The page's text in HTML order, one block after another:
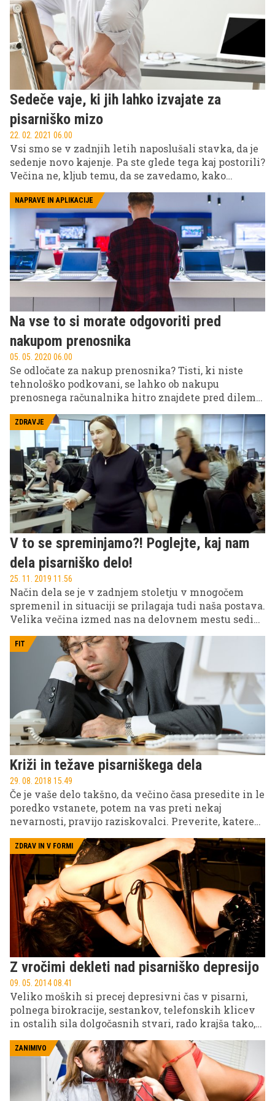
eksponentno rast trga koronavirus, ki nas obsoja na
delo na daljavo, za kar seveda potrebujemo v splet
povezljive naprave. Nič čudnega torej ni, da
glavnino rasti predstavljajo najcenejše naprave, ki
vseeno omogočajo dokaj resno delo – Chromebooki.
Sedeče vaje, ki jih lahko izvajate za
pisarniško mizo
22. 02. 2021 06.00
Vsi smo se v zadnjih letih naposlušali stavka, da je
sedenje novo kajenje. Pa ste glede tega kaj postorili?
Večina ne, kljub temu, da se zavedamo, kako
počutje. S temi preprostimi vajami, ki jih lahko
izvajate sede, boste popravili oz. preprečili škodo.
NAPRAVE IN APLIKACIJE
Na vse to si morate odgovoriti pred
nakupom prenosnika
05. 05. 2020 06.00
Se odločate za nakup prenosnika? Tisti, ki niste
tehnološko podkovani, se lahko ob nakupu
prenosnega računalnika hitro znajdete pred dilemo
ponudba zares bogata in da vas z agresivnim
oglaševanjem pogosto napeljujejo k nakupu
prenosnika, ki obljublja veliko, a ima številne
pomanjkljivosti, ki pa jih tehnologije nevešči kupec
ne opazi. Če ne želite, da je nakup prenosnika
loterija, se od evrov ne ločite, preden si ne
odgovorite na naslednja vprašanja in razjasnite
sledeče pojme.
ZDRAVJE
V to se spreminjamo?! Poglejte, kaj nam
dela pisarniško delo!
25. 11. 2019 11.56
Način dela se je v zadnjem stoletju v mnogočem
spremenil in situaciji se prilagaja tudi naša postava.
Velika večina izmed nas na delovnem mestu sedi
le na zdravje, pač pa tudi izgled posameznika.
Preverite, kakšen bi bil lahko videti pisarniški
delavec že čez dve desetletji.
FIT
Križi in težave pisarniškega dela
29. 08. 2018 15.49
Če je vaše delo takšno, da večino časa presedite in le
poredko vstanete, potem na vas preti nekaj
nevarnosti, pravijo raziskovalci. Preverite, katere
ZDRAV IN V FORMI
Z vročimi dekleti nad pisarniško depresijo
09. 05. 2014 08.41
Veliko moških si precej depresivni čas v pisarni,
polnega birokracije, sestankov, telefonskih klicev
in ostalih sila dolgočasnih stvari, rado krajša tako,
da preverjajo, kaj je novega na straneh s
pornografsko vsebino ali celo klepetajo s kakšno
vročo mladenko, ki jih je pripravljena zadovoljiti na
daljavo.
ZANIMIVO